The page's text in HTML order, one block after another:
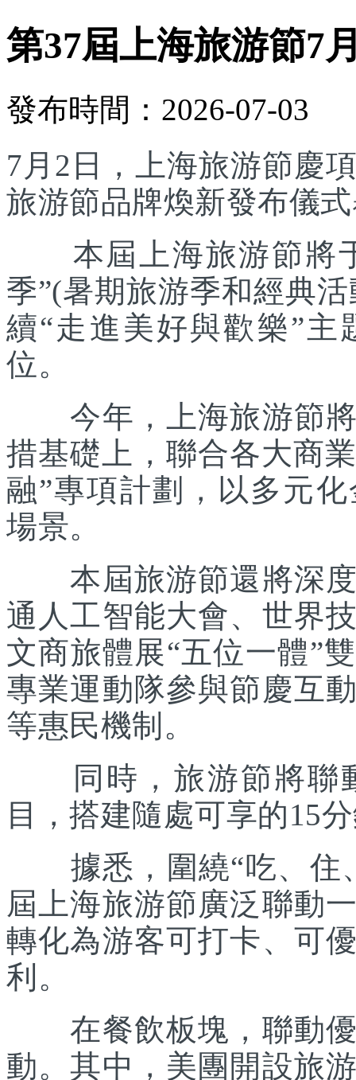
第37屆上海旅游節7
發布時間：2026-07-03
7月2日，上海旅游節慶
旅游節品牌煥新發布儀
本屆上海旅游節將于
季”(暑期旅游季和經典
續“走進美好與歡樂”主
位。
今年，上海旅游節將
措基礎上，聯合各大商
融”專項計劃，以多元
場景。
本屆旅游節還將深度
通人工智能大會、世界
文商旅體展“五位一體”
專業運動隊參與節慶互
等惠民機制。
同時，旅游節將聯
目，搭建隨處可享的15
據悉，圍繞“吃、住
屆上海旅游節廣泛聯動
轉化為游客可打卡、可
利。
在餐飲板塊，聯動優
動。其中，美團開設旅